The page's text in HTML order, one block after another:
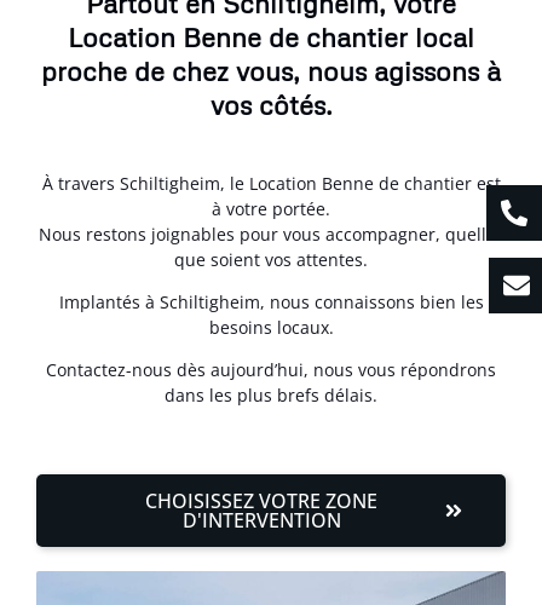
Location Benne de chantier local
proche de chez vous, nous agissons à
vos côtés.
À travers Schiltigheim, le Location Benne de chantier est
à votre portée.
Nous restons joignables pour vous accompagner, quelles
que soient vos attentes.
Implantés à Schiltigheim, nous connaissons bien les
besoins locaux.
Contactez-nous dès aujourd’hui, nous vous répondrons
dans les plus brefs délais.
CHOISISSEZ VOTRE ZONE
D'INTERVENTION